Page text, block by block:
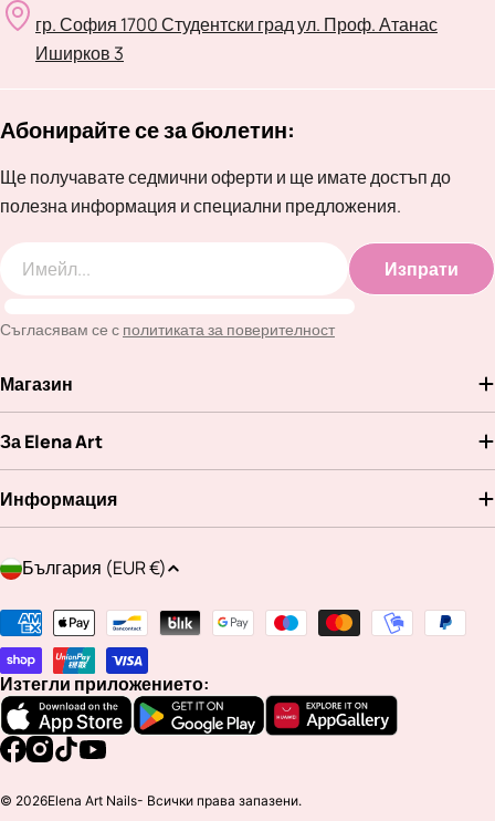
гр. София 1700 Студентски град ул. Проф. Атанас
Иширков 3
Абонирайте се за бюлетин:
Ще получавате седмични оферти и ще имате достъп до
полезна информация и специални предложения.
Изпрати
Съгласявам се с политиката за поверителност
Магазин
За Elena Art
Информация
Д
р
ж
а
в
а
/
р
България (EUR €)
Методи
на
плащане
Изтегли приложението:
Facebook
Instagram
TikTokYouTube
© 2026Elena Art Nails- Всички права запазени.